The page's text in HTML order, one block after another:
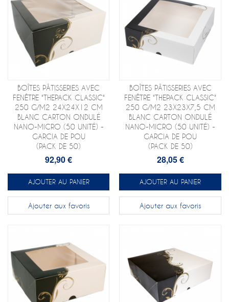
BOÎTES PÂTISSERIES AVEC
FENÊTRE "THEPACK CLASSIC"
250 G/M2 24X24X12 CM
BLANC CARTON ONDULÉ
NANO-MICRO (50 UNITÉ) -
GARCIA DE POU
(PACK DE 50)
92,90 €
AJOUTER AU PANIER
Ajouter aux favoris
BOÎTES PÂTISSERIES AVEC
FENÊTRE "THEPACK CLASSIC"
250 G/M2 23X23X7,5 CM
BLANC CARTON ONDULÉ
NANO-MICRO (50 UNITÉ) -
GARCIA DE POU
(PACK DE 50)
28,05 €
AJOUTER AU PANIER
Ajouter aux favoris